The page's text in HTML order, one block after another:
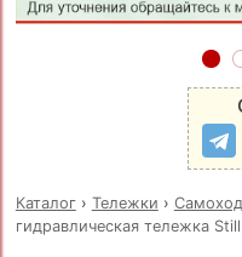
Каталог› Тележки ›
гидравлическая тележка